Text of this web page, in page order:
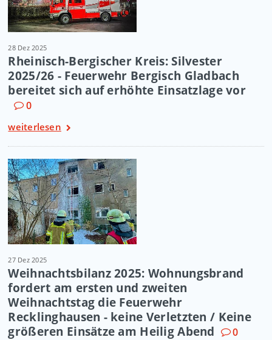
28 Dez 2025
Rheinisch-Bergischer Kreis: Silvester
2025/26 - Feuerwehr Bergisch Gladbach
bereitet sich auf erhöhte Einsatzlage vor
0
weiterlesen
27 Dez 2025
Weihnachtsbilanz 2025: Wohnungsbrand
fordert am ersten und zweiten
Weihnachtstag die Feuerwehr
Recklinghausen - keine Verletzten / Keine
größeren Einsätze am Heilig Abend
0